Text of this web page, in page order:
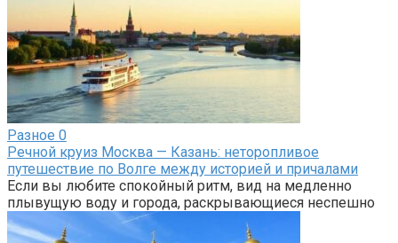
Разное 0
Речной круиз Москва — Казань: неторопливое
путешествие по Волге между историей и причалами
Если вы любите спокойный ритм, вид на медленно
плывущую воду и города, раскрывающиеся неспешно